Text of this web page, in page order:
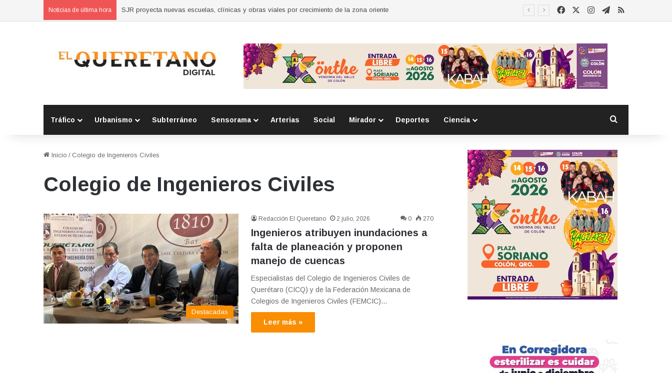
Noticias de última hora SJR proyecta nuevas escuelas, clínicas y obras viales por crecimiento de la zona oriente FacebookInstagram
Telegram
RSS
Tráfico Urbanismo Subterráneo Sensorama Arterias Social Mirador Deportes Ciencia
Inicio / Colegio de Ingenieros Civiles
Colegio de Ingenieros Civiles
Destacadas
Redacción El Queretano 2 julio, 2026 0 270
Ingenieros atribuyen inundaciones a
falta de planeación y proponen
manejo de cuencas
Especialistas del Colegio de Ingenieros Civiles de
Querétaro (CICQ) y de la Federación Mexicana de
Colegios de Ingenieros Civiles (FEMCIC)…
Leer más »